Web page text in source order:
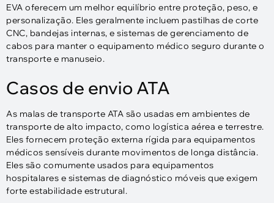
EVA oferecem um melhor equilíbrio entre proteção, peso, e
personalização. Eles geralmente incluem pastilhas de corte
CNC, bandejas internas, e sistemas de gerenciamento de
cabos para manter o equipamento médico seguro durante o
transporte e manuseio.
Casos de envio ATA
As malas de transporte ATA são usadas em ambientes de
transporte de alto impacto, como logística aérea e terrestre.
Eles fornecem proteção externa rígida para equipamentos
médicos sensíveis durante movimentos de longa distância.
Eles são comumente usados ​​para equipamentos
hospitalares e sistemas de diagnóstico móveis que exigem
forte estabilidade estrutural.